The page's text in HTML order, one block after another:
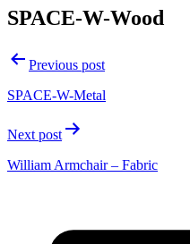
SPACE-W-Wood
Beitragsnavigation
Previous post
SPACE-W-Metal
Next post
William Armchair – Fabric